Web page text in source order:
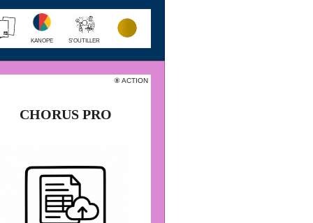
KANOPE S'OUTILLER
larobustesse.org/kanope/?
ChangerSonMotDePasseSurM
oogli
⑧ ACTION
CHORUS PRO
⚫️ ⚫️
CHORUS PRO